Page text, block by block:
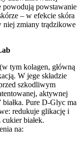
powodują powstawanie
– w efekcie skóra
niej zmiany trądzikowe
tym kolagen, główną
W jege składzie
szkodliwym
aktywnej
Pure D-Glyc ma
redukuje glikację i
białek.
na: